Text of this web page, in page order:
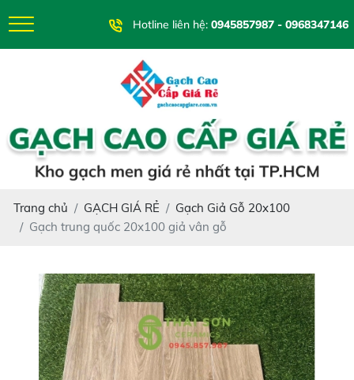
Hotline liên hệ:0945857987 - 0968347146
Trang chủ GẠCH GIÁ RẺ
Gạch Giả Gỗ 20x100
Gạch trung quốc 20x100 giả vân gỗ